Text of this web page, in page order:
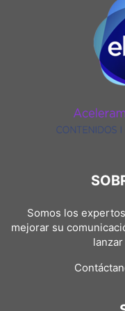
Somos los
mejorar su